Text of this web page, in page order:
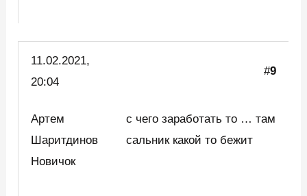
11.02.2021,
20:04
#9
Артем
Шаритдинов
Новичок
с чего заработать то … там
сальник какой то бежит